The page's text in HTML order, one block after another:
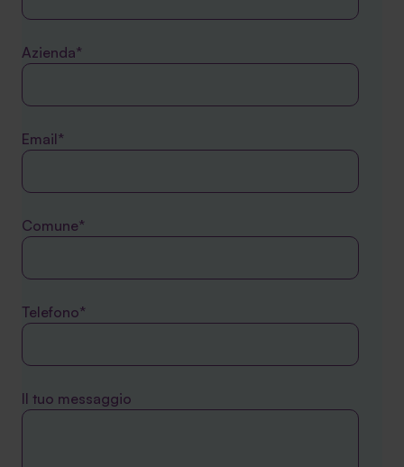
Azienda*
Email*
Comune*
Telefono*
Il tuo messaggio